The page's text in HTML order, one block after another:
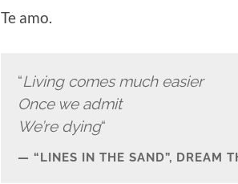
Te amo.
“Living comes much easier
Once we admit
We’re dying“
“LINES IN THE SAND”, DREAM